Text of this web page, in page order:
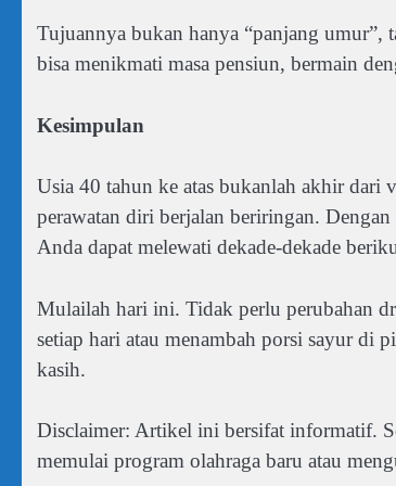
Tujuannya bukan hanya “panjang umur”,
bisa menikmati masa pensiun, bermain
Kesimpulan
Usia 40 tahun ke atas bukanlah akhir dari
perawatan diri berjalan beriringan.
Anda dapat melewati dekade-dekade
Mulailah hari ini. Tidak perlu perubahan
setiap hari atau menambah porsi sayur di
kasih.
Disclaimer: Artikel ini bersifat informatif.
memulai program olahraga baru atau